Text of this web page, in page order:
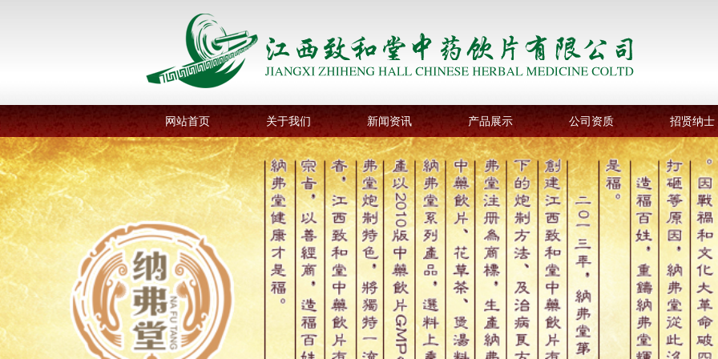
网站首页 关于我们 新闻资讯 产品展示 公司资质 招贤纳士